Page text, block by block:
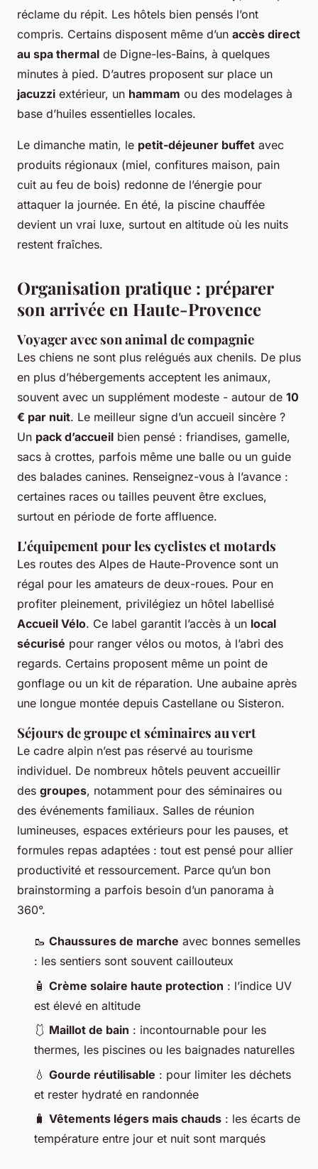
réclame du répit. Les hôtels bien pensés l’ont
compris. Certains disposent même d’un accès direct
au spa thermal de Digne-les-Bains, à quelques
minutes à pied. D’autres proposent sur place un
jacuzzi extérieur, un hammam ou des modelages à
base d’huiles essentielles locales.
Le dimanche matin, le petit-déjeuner buffet avec
produits régionaux (miel, confitures maison, pain
cuit au feu de bois) redonne de l’énergie pour
attaquer la journée. En été, la piscine chauffée
devient un vrai luxe, surtout en altitude où les nuits
restent fraîches.
Organisation pratique : préparer
son arrivée en Haute-Provence
Voyager avec son animal de compagnie
Les chiens ne sont plus relégués aux chenils. De plus
en plus d’hébergements acceptent les animaux,
souvent avec un supplément modeste - autour de 10
€ par nuit. Le meilleur signe d’un accueil sincère ?
Un pack d’accueil bien pensé : friandises, gamelle,
sacs à crottes, parfois même une balle ou un guide
des balades canines. Renseignez-vous à l’avance :
certaines races ou tailles peuvent être exclues,
surtout en période de forte affluence.
L'équipement pour les cyclistes et motards
Les routes des Alpes de Haute-Provence sont un
régal pour les amateurs de deux-roues. Pour en
profiter pleinement, privilégiez un hôtel labellisé
Accueil Vélo. Ce label garantit l’accès à un local
sécurisé pour ranger vélos ou motos, à l’abri des
regards. Certains proposent même un point de
gonflage ou un kit de réparation. Une aubaine après
une longue montée depuis Castellane ou Sisteron.
Séjours de groupe et séminaires au vert
Le cadre alpin n’est pas réservé au tourisme
individuel. De nombreux hôtels peuvent accueillir
des groupes, notamment pour des séminaires ou
des événements familiaux. Salles de réunion
lumineuses, espaces extérieurs pour les pauses, et
formules repas adaptées : tout est pensé pour allier
productivité et ressourcement. Parce qu’un bon
brainstorming a parfois besoin d’un panorama à
360°.
🥾 Chaussures de marche avec bonnes semelles
: les sentiers sont souvent caillouteux
🧴 Crème solaire haute protection : l’indice UV
est élevé en altitude
🩱 Maillot de bain : incontournable pour les
thermes, les piscines ou les baignades naturelles
💧 Gourde réutilisable : pour limiter les déchets
et rester hydraté en randonnée
🧳 Vêtements légers mais chauds : les écarts de
température entre jour et nuit sont marqués